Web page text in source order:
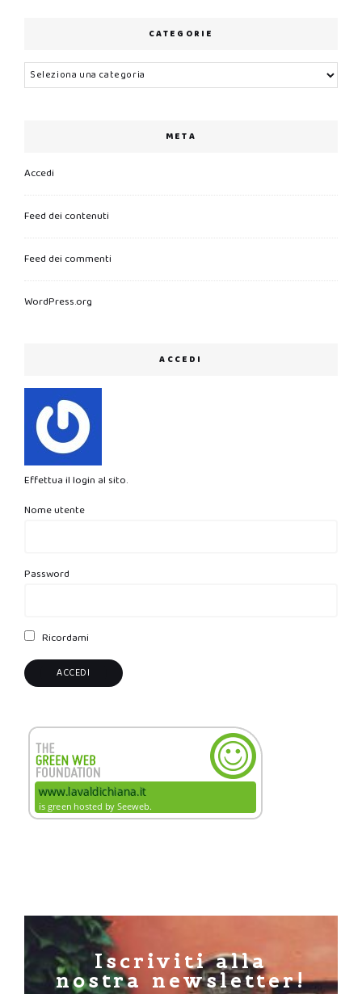
CATEGORIE
Categorie
META
Accedi
Feed dei contenuti
Feed dei commenti
WordPress.org
ACCEDI
Effettua il login al sito.
Nome utente
Password
Ricordami
Iscriviti alla
nostra newsletter!